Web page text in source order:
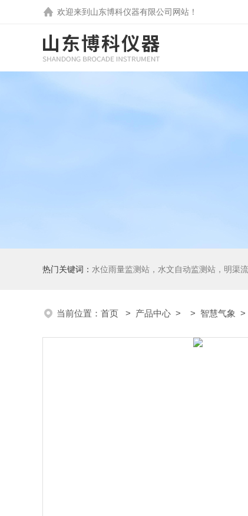
欢迎来到 山东博科仪器有限公司 网站！
热门关键词： 水位雨量监测站，水文自动监测站，明渠
当前位置： 首页 > 产品中心 > > 智慧气象 >